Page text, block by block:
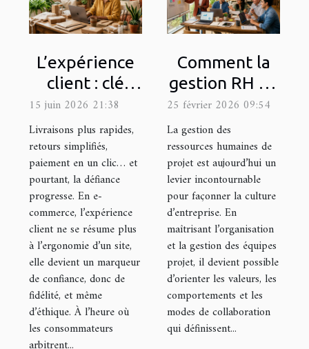
L’expérience
client : clé
d’une fidélité
éthique en e-
commerce
15 juin 2026 21:38
Livraisons plus rapides,
retours simplifiés,
paiement en un clic… et
pourtant, la défiance
progresse. En e-
commerce, l’expérience
client ne se résume plus
à l’ergonomie d’un site,
elle devient un marqueur
de confiance, donc de
fidélité, et même
d’éthique. À l’heure où
les consommateurs
Comment la
gestion RH de
projet
influence-t-
elle la culture
d'entreprise ?
25 février 2026 09:54
La gestion des
ressources humaines de
projet est aujourd’hui un
levier incontournable
pour façonner la culture
d’entreprise. En
maîtrisant l’organisation
et la gestion des équipes
projet, il devient possible
d’orienter les valeurs, les
comportements et les
modes de collaboration
qui définissent...